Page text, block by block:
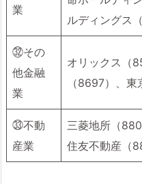
業
ルディングス
㉜その
他金融
業
オリックス（
（8697）、
㉝不動
産業
三菱地所（
住友不動産（